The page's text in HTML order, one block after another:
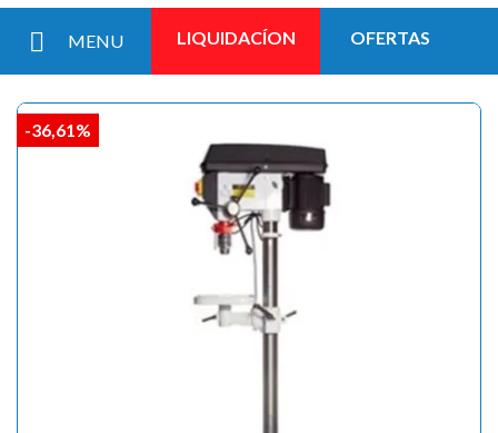
MENU LIQUIDACÍON OFERTAS
-36,61%